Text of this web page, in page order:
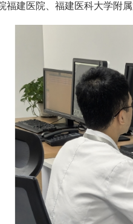
福建医院、福建医科大学附